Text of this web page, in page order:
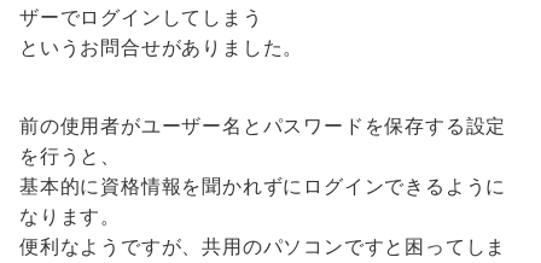
ザーでログインしてしまう
というお問合せがありました。
前の使用者がユーザー名とパスワードを保存する設定
を行うと、
基本的に資格情報を聞かれずにログインできるように
なります。
便利なようですが、共用のパソコンですと困ってしま